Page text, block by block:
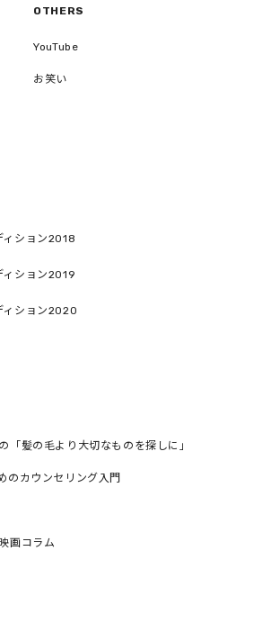
OTHERS
YouTube
お笑い
ィション2018
ィション2019
ィション2020
「髪の毛より大切なものを探しに」
のカウンセリング入門
画コラム